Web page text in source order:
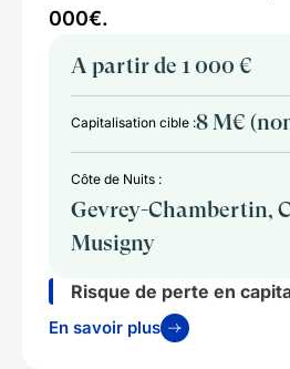
000€.
A partir de 1 000 €
Capitalisation cible :8 M€
Côte de Nuits :
Gevrey-Chambertin,
Musigny
Risque de perte en
En savoir plus